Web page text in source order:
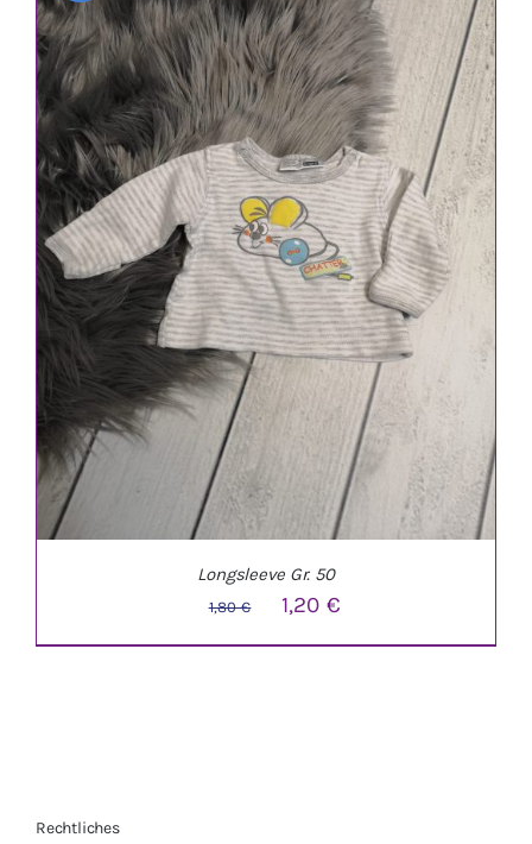
IN DEN WARENKORB / DETAILS
Longsleeve Gr. 50
1,80€
Ursprünglicher
Preis
1,20€
Preis
Rechtliches